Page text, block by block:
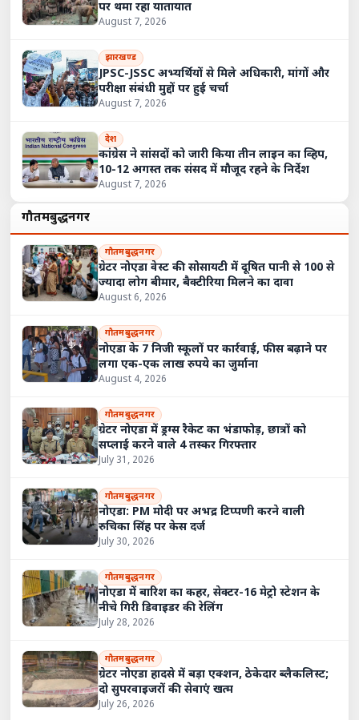
पर थमा रहा यातायात
August 7, 2026
झारखण्ड
JPSC-JSSC अभ्यर्थियों से मिले अधिकारी, मांगों और
परीक्षा संबंधी मुद्दों पर हुई चर्चा
August 7, 2026
देश
कांग्रेस ने सांसदों को जारी किया तीन लाइन का व्हिप,
10-12 अगस्त तक संसद में मौजूद रहने के निर्देश
August 7, 2026
गौतमबुद्धनगर
गौतमबुद्धनगर
ग्रेटर नोएडा वेस्ट की सोसायटी में दूषित पानी से 100 से
ज्यादा लोग बीमार, बैक्टीरिया मिलने का दावा
August 6, 2026
गौतमबुद्धनगर
नोएडा के 7 निजी स्कूलों पर कार्रवाई, फीस बढ़ाने पर
लगा एक-एक लाख रुपये का जुर्माना
August 4, 2026
गौतमबुद्धनगर
ग्रेटर नोएडा में ड्रग्स रैकेट का भंडाफोड़, छात्रों को
सप्लाई करने वाले 4 तस्कर गिरफ्तार
July 31, 2026
गौतमबुद्धनगर
नोएडा: PM मोदी पर अभद्र टिप्पणी करने वाली
रुचिका सिंह पर केस दर्ज
July 30, 2026
गौतमबुद्धनगर
नोएडा में बारिश का कहर, सेक्टर-16 मेट्रो स्टेशन के
नीचे गिरी डिवाइडर की रेलिंग
July 28, 2026
गौतमबुद्धनगर
ग्रेटर नोएडा हादसे में बड़ा एक्शन, ठेकेदार ब्लैकलिस्ट;
दो सुपरवाइजरों की सेवाएं खत्म
July 26, 2026